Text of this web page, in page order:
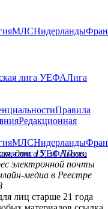
МЛСНидерланды
лига УЕФАЛига
Правила
Редакционная
МЛСНидерланды
лига УЕФАЛига
дом. 15, м. Львов,
электронной почты
медиа в Реестре
лиц старше 21 года